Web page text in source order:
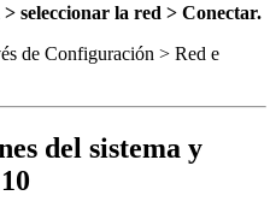
seleccionar la red > Conectar.
de Configuración > Red e
del sistema y